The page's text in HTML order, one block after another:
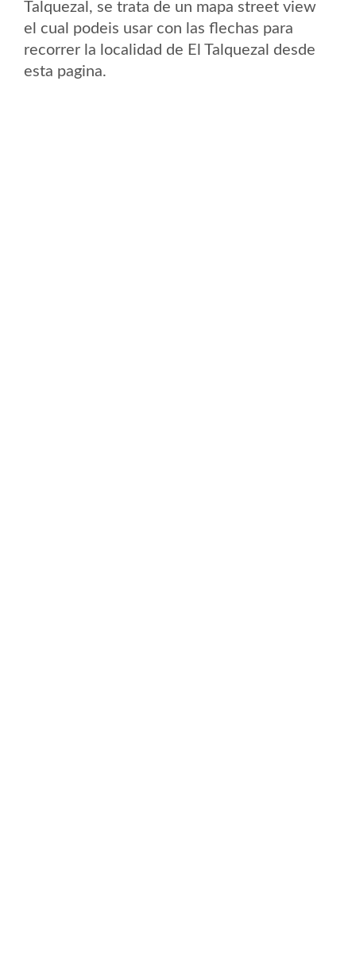
Talquezal, se trata de un mapa street view
el cual podeis usar con las flechas para
recorrer la localidad de El Talquezal desde
esta pagina.